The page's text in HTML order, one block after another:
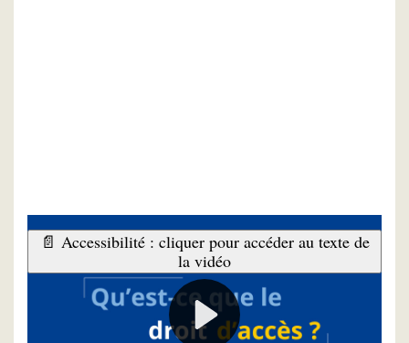
📄 Accessibilité : cliquer pour accéder au texte de
la vidéo
À quoi cela sert-il ?